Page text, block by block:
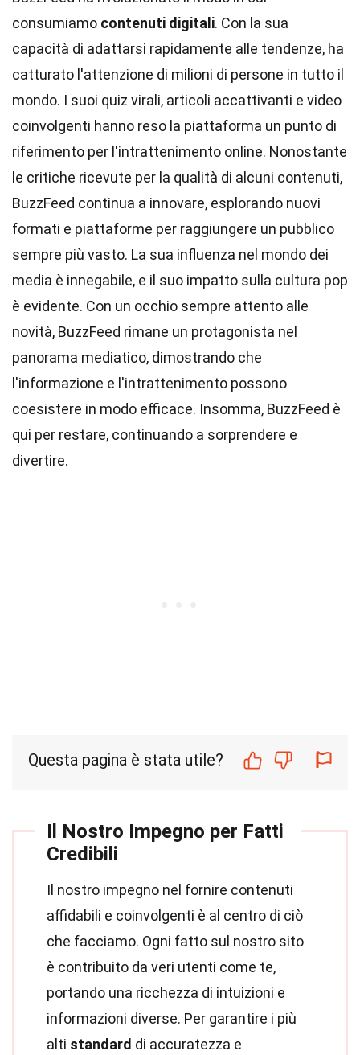
consumiamo contenuti digitali. Con la sua
capacità di adattarsi rapidamente alle tendenze, ha
catturato l'attenzione di milioni di persone in tutto il
mondo. I suoi quiz virali, articoli accattivanti e video
coinvolgenti hanno reso la piattaforma un punto di
riferimento per l'intrattenimento online. Nonostante
le critiche ricevute per la qualità di alcuni contenuti,
BuzzFeed continua a innovare, esplorando nuovi
formati e piattaforme per raggiungere un pubblico
sempre più vasto. La sua influenza nel mondo dei
media è innegabile, e il suo impatto sulla cultura pop
è evidente. Con un occhio sempre attento alle
novità, BuzzFeed rimane un protagonista nel
panorama mediatico, dimostrando che
l'informazione e l'intrattenimento possono
coesistere in modo efficace. Insomma, BuzzFeed è
qui per restare, continuando a sorprendere e
divertire.
Questa pagina è stata utile?
Il Nostro Impegno per Fatti
Credibili
Il nostro impegno nel fornire contenuti
affidabili e coinvolgenti è al centro di ciò
che facciamo. Ogni fatto sul nostro sito
è contribuito da veri utenti come te,
portando una ricchezza di intuizioni e
informazioni diverse. Per garantire i più
alti standard di accuratezza e